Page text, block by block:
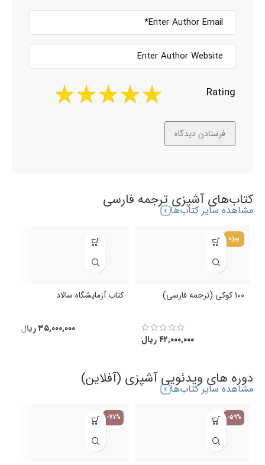
Rating
کتاب‌های آشپزی ترجمه فارسی
مشاهده سایر کتاب‌ها
ویژه
100 کوکی (ترجمه فارسی)
۴۲,۰۰۰,۰۰۰ریال
کتاب آزمایشگاه سالاد
۳۵,۰۰۰,۰۰۰ریال
دوره های ویدئویی آشپزی (آفلاین)
مشاهده سایر کتاب‌ها
-59%
-77%